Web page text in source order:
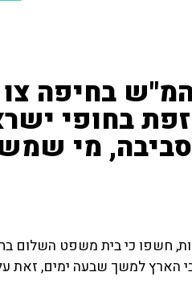
בחיפה
בחופי
סביבה, מי
חשפו כי בית משפט השלום
הארץ למשך שבעה ימים, זאת